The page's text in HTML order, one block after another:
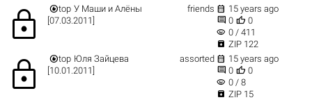
lock top У Маши и Алёны
[07.03.2011]
friends  15 years ago
 0  0
visibility 0 / 411
 ZIP 122
lock top Юля Зайцева
[10.01.2011]
assorted  15 years ago
 0  0
visibility 0 / 8
 ZIP 15